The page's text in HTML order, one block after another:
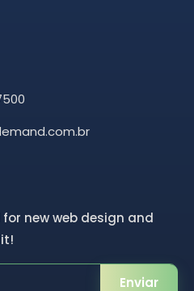
new web design and
Enviar